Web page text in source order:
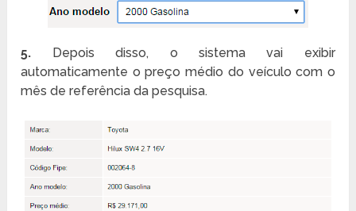
5. Depois disso, o sistema vai exibir
automaticamente o preço médio do veículo com o
mês de referência da pesquisa.